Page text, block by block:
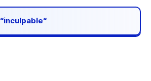
“inculpable“